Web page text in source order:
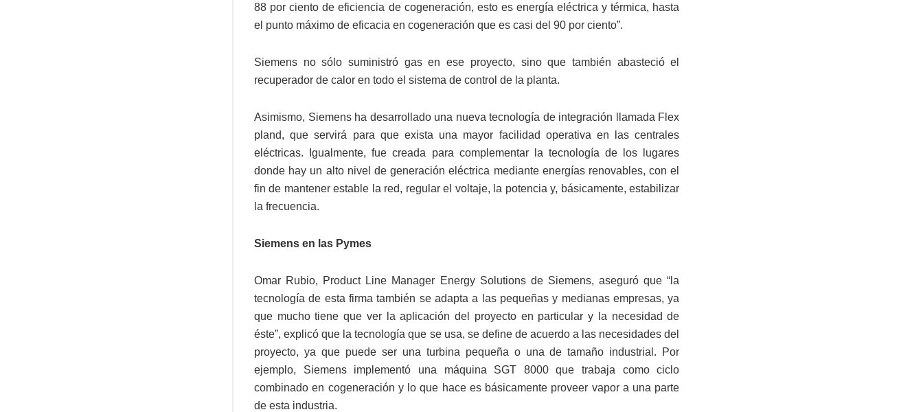
88 por ciento de eficiencia de cogeneración, esto es energía eléctrica y térmica, hasta
el punto máximo de eficacia en cogeneración que es casi del 90 por ciento”.
Siemens no sólo suministró gas en ese proyecto, sino que también abasteció el
recuperador de calor en todo el sistema de control de la planta.
Asimismo, Siemens ha desarrollado una nueva tecnología de integración llamada Flex
pland, que servirá para que exista una mayor facilidad operativa en las centrales
eléctricas. Igualmente, fue creada para complementar la tecnología de los lugares
donde hay un alto nivel de generación eléctrica mediante energías renovables, con el
fin de mantener estable la red, regular el voltaje, la potencia y, básicamente, estabilizar
la frecuencia.
Siemens en las Pymes
Omar Rubio, Product Line Manager Energy Solutions de Siemens, aseguró que “la
tecnología de esta firma también se adapta a las pequeñas y medianas empresas, ya
que mucho tiene que ver la aplicación del proyecto en particular y la necesidad de
éste”, explicó que la tecnología que se usa, se define de acuerdo a las necesidades del
proyecto, ya que puede ser una turbina pequeña o una de tamaño industrial. Por
ejemplo, Siemens implementó una máquina SGT 8000 que trabaja como ciclo
combinado en cogeneración y lo que hace es básicamente proveer vapor a una parte
de esta industria.